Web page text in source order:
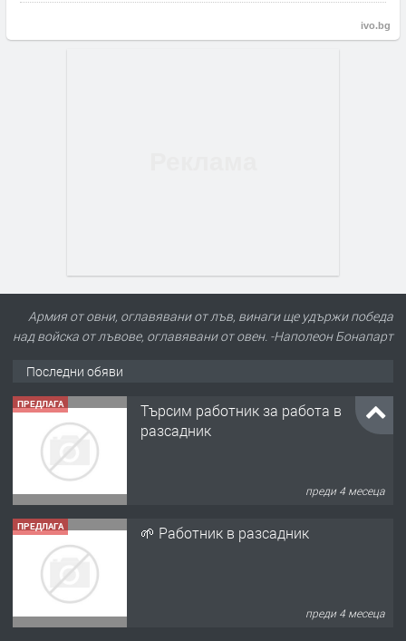
ivo.bg
Армия от овни, оглавявани от лъв, винаги ще удържи победа
над войска от лъвове, оглавявани от овен. -Наполеон Бонапарт
Последни обяви
ПРЕДЛАГА
Търсим работник за работа в
разсадник
преди 4 месеца
ПРЕДЛАГА 🌱 Работник в разсадник
преди 4 месеца